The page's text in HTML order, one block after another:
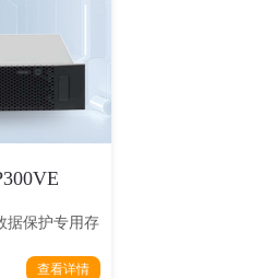
据保护专用存
查看详情